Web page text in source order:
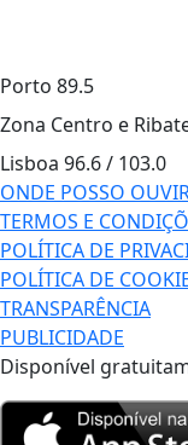
Porto 89.5
Zona Centro e
Lisboa 96.6 / 103.0
ONDE POSSO
TERMOS E
POLÍTICA DE
POLÍTICA DE
TRANSPARÊNCIA
PUBLICIDADE
Disponível